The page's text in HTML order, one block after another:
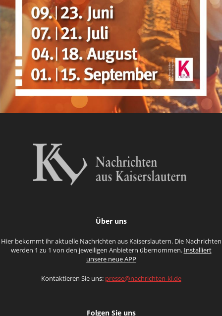
Über uns
Hier bekommt ihr aktuelle Nachrichten aus Kaiserslautern. Die Nachrichten
werden 1 zu 1 von den jeweiligen Anbietern übernommen. Installiert
unsere neue APP
Kontaktieren Sie uns: presse@nachrichten-kl.de
Folgen Sie uns